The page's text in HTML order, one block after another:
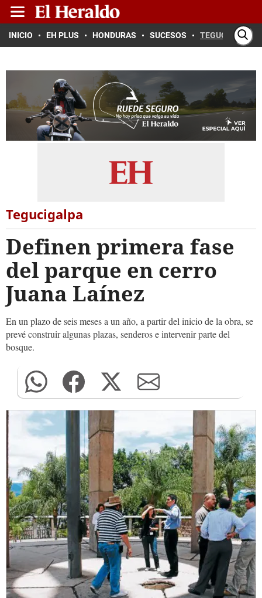
INICIO EH PLUS HONDURAS SUCESOS TEGUCIGALPA
Tegucigalpa
Definen primera fase
del parque en cerro
Juana Laínez
En un plazo de seis meses a un año, a partir del inicio de la obra, se
prevé construir algunas plazas, senderos e intervenir parte del
bosque.